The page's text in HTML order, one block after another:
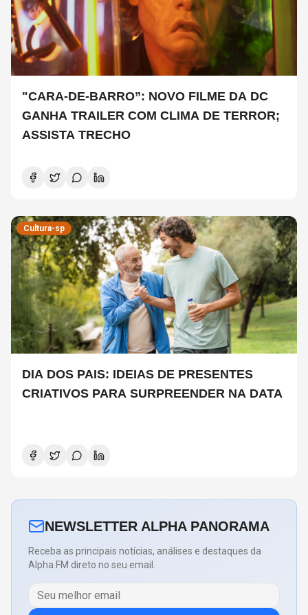
"CARA-DE-BARRO”: NOVO FILME DA DC
GANHA TRAILER COM CLIMA DE TERROR;
ASSISTA TRECHO
Cultura-sp
DIA DOS PAIS: IDEIAS DE PRESENTES
CRIATIVOS PARA SURPREENDER NA DATA
NEWSLETTER ALPHA PANORAMA
Receba as principais notícias, análises e destaques da
Alpha FM direto no seu email.